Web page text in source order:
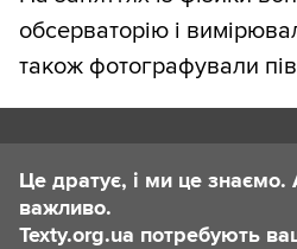
обсерваторію і
також фотографували
Це дратує, і ми це
важливо.
Texty.org.ua потребують